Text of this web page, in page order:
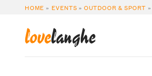
HOME » EVENTS »OUTDOOR & SPORT »
lovelanghe